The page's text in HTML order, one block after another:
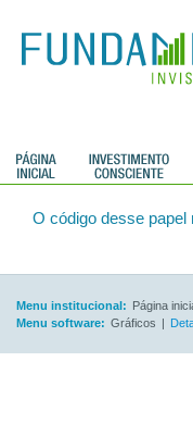
O código desse papel
Menu institucional: Página
Menu software: Gráficos |